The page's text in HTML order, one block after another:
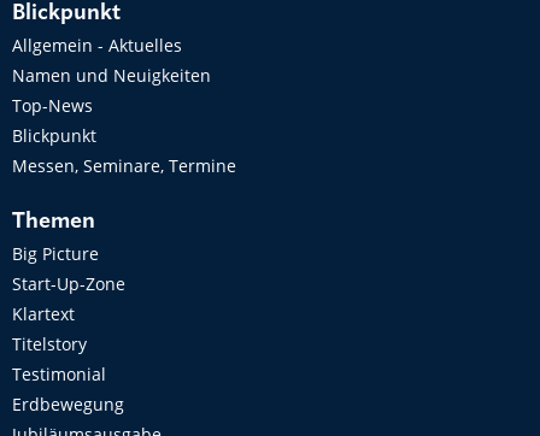
Blickpunkt
Allgemein - Aktuelles
Namen und Neuigkeiten
Top-News
Blickpunkt
Messen, Seminare, Termine
Themen
Big Picture
Start-Up-Zone
Klartext
Titelstory
Testimonial
Erdbewegung